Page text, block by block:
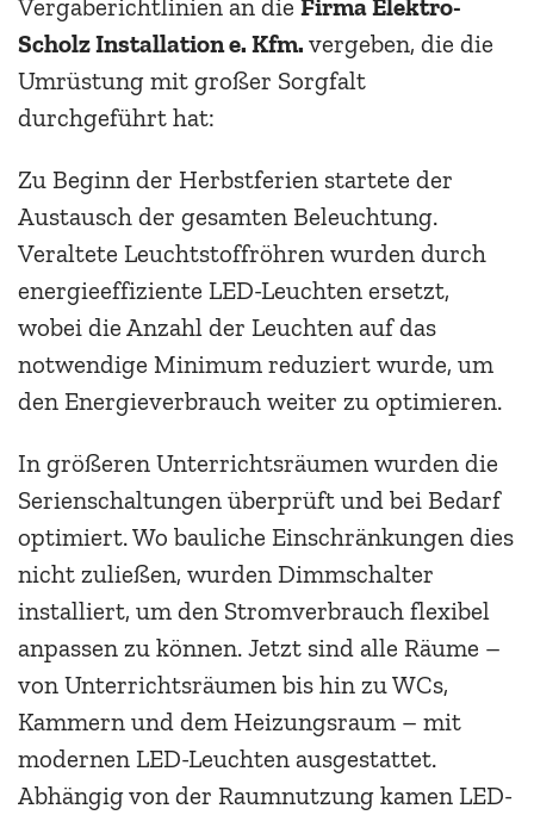
Vergaberichtlinien an die Firma Elektro-
Scholz Installation e. Kfm. vergeben, die die
Umrüstung mit großer Sorgfalt
durchgeführt hat:
Zu Beginn der Herbstferien startete der
Austausch der gesamten Beleuchtung.
Veraltete Leuchtstoffröhren wurden durch
energieeffiziente LED-Leuchten ersetzt,
wobei die Anzahl der Leuchten auf das
notwendige Minimum reduziert wurde, um
den Energieverbrauch weiter zu optimieren.
In größeren Unterrichtsräumen wurden die
Serienschaltungen überprüft und bei Bedarf
optimiert. Wo bauliche Einschränkungen dies
nicht zuließen, wurden Dimmschalter
installiert, um den Stromverbrauch flexibel
anpassen zu können. Jetzt sind alle Räume –
von Unterrichtsräumen bis hin zu WCs,
Kammern und dem Heizungsraum – mit
modernen LED-Leuchten ausgestattet.
Abhängig von der Raumnutzung kamen LED-